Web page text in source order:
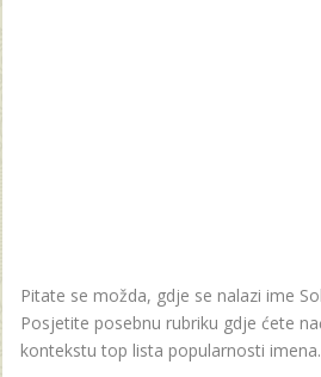
Pitate se možda, gdje se nalazi ime
Posjetite posebnu rubriku gdje ćete
kontekstu top lista popularnosti imena.